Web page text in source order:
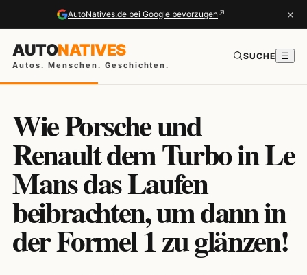
AutoNatives.de bei Google bevorzugen ↗ ×
AUTONATIVES
Autos. Menschen. Geschichten.
SUCHE ☰
Wie Porsche und
Renault dem Turbo in Le
Mans das Laufen
beibrachten, um dann in
der Formel 1 zu glänzen!